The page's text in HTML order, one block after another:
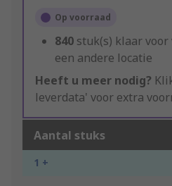
Op voorraad
840 stuk(s) klaar
een andere locatie
Heeft u meer nodig?
leverdata' voor extra
Aantal stuks
1 +